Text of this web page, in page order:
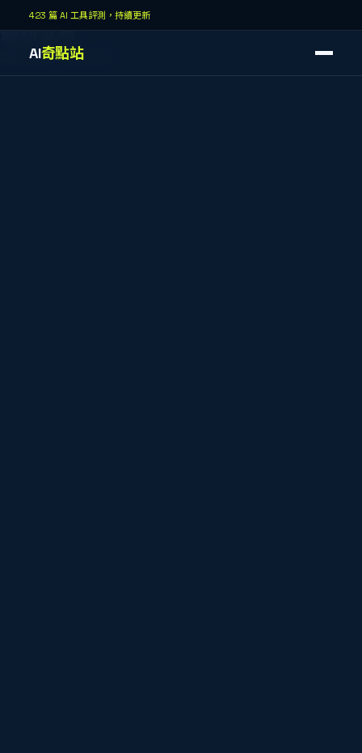
423 篇 AI 工具評測，持續更新
AI奇點站
AI奇點站
最新文章
32頁，共43